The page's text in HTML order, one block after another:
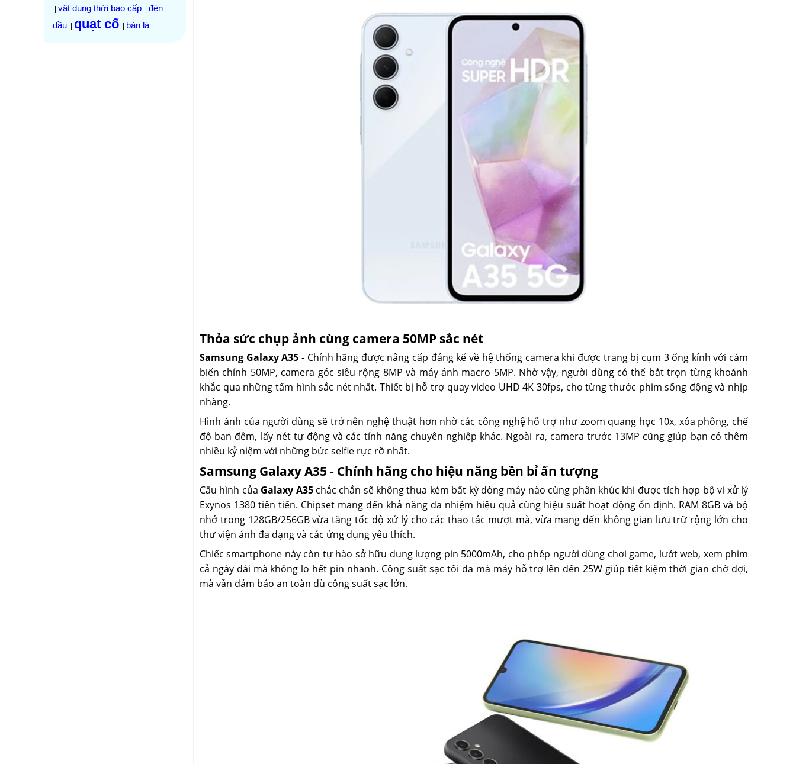
vật dụng thời bao cấp
đèn
dầu
quạt cổ bàn là
Thỏa sức chụp ảnh cùng camera 50MP sắc nét
Samsung Galaxy A35 - Chính hãng được nâng cấp đáng kể về hệ thống camera khi được trang bị cụm 3 ống kính với cảm
biến chính 50MP, camera góc siêu rộng 8MP và máy ảnh macro 5MP. Nhờ vậy, người dùng có thể bắt trọn từng khoảnh
khắc qua những tấm hình sắc nét nhất. Thiết bị hỗ trợ quay video UHD 4K 30fps, cho từng thước phim sống động và nhịp
nhàng.
Hình ảnh của người dùng sẽ trở nên nghệ thuật hơn nhờ các công nghệ hỗ trợ như zoom quang học 10x, xóa phông, chế
độ ban đêm, lấy nét tự động và các tính năng chuyên nghiệp khác. Ngoài ra, camera trước 13MP cũng giúp bạn có thêm
nhiều kỷ niệm với những bức selfie rực rỡ nhất.
Samsung Galaxy A35 - Chính hãng cho hiệu năng bền bỉ ấn tượng
Cấu hình của Galaxy A35chắc chắn sẽ không thua kém bất kỳ dòng máy nào cùng phân khúc khi được tích hợp bộ vi xử lý
Exynos 1380 tiên tiến. Chipset mang đến khả năng đa nhiệm hiệu quả cùng hiệu suất hoạt động ổn định. RAM 8GB và bộ
nhớ trong 128GB/256GB vừa tăng tốc độ xử lý cho các thao tác mượt mà, vừa mang đến không gian lưu trữ rộng lớn cho
thư viện ảnh đa dạng và các ứng dụng yêu thích.
Chiếc smartphone này còn tự hào sở hữu dung lượng pin 5000mAh, cho phép người dùng chơi game, lướt web, xem phim
cả ngày dài mà không lo hết pin nhanh. Công suất sạc tối đa mà máy hỗ trợ lên đến 25W giúp tiết kiệm thời gian chờ đợi,
mà vẫn đảm bảo an toàn dù công suất sạc lớn.